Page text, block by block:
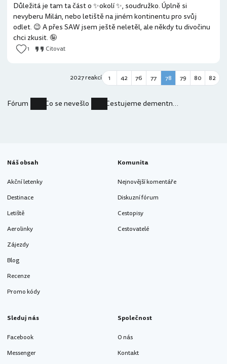
Důležitá je tam ta část o ✨okolí ✨, soudružko. Úplně si
nevyberu Milán, nebo letiště na jiném kontinentu pro svůj
odlet. 😉 A přes SAW jsem ještě neletěl, ale někdy tu divočinu
chci zkusit. 🤪
1 Citovat
2027 reakcí 1 42 76 77 78 79 80 82
Fórum Co se nevešlo Cestujeme dementne aneb dotazy z FB
Náš obsah
Akční letenky
Destinace
Letiště
Aerolinky
Zájezdy
Blog
Recenze
Promo kódy
Komunita
Nejnovější komentáře
Diskuzní fórum
Cestopisy
Cestovatelé
Sleduj nás
Facebook
Messenger
Společnost
O nás
Kontakt